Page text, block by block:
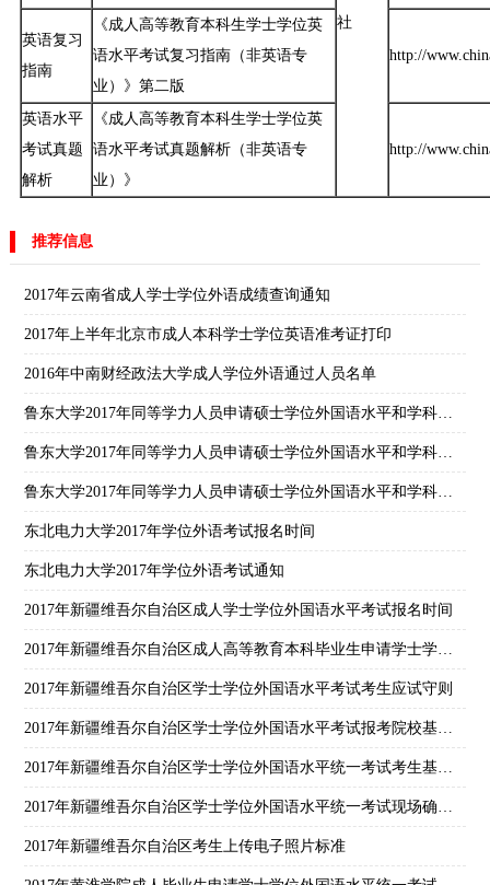
社
英语复习
指南
《成人高等教育本科生学士学位英
语水平考试复习指南（非英语专
业）》第二版
http://
英语水平
考试真题
解析
《成人高等教育本科生学士学位英
语水平考试真题解析（非英语专
业）》
http://
推荐信息
2017年云南省成人学士学位外语成绩查询通知
2017年上半年北京市成人本科学士学位英语准考证打印
2016年中南财经政法大学成人学位外语通过人员名单
鲁东大学2017年同等学力人员申请硕士学位外国语水平和学科综合水平全国统考报名时间
鲁东大学2017年同等学力人员申请硕士学位外国语水平和学科综合水平全国统一考试报名工作通知
鲁东大学2017年同等学力人员申请硕士学位外国语水平和学科综合水平全国统一考试大纲及指南
东北电力大学2017年学位外语考试报名时间
东北电力大学2017年学位外语考试通知
2017年新疆维吾尔自治区成人学士学位外国语水平考试报名时间
2017年新疆维吾尔自治区成人高等教育本科毕业生申请学士学位外国语水平统一考试通知
2017年新疆维吾尔自治区学士学位外国语水平考试考生应试守则
2017年新疆维吾尔自治区学士学位外国语水平考试报考院校基本操作流程
2017年新疆维吾尔自治区学士学位外国语水平统一考试考生基本操作流程
2017年新疆维吾尔自治区学士学位外国语水平统一考试现场确认点名称及代码
2017年新疆维吾尔自治区考生上传电子照片标准